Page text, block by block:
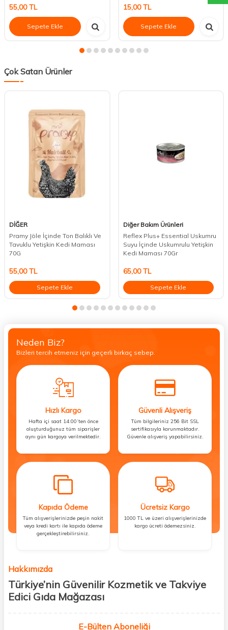
55,00TL
Sepete Ekle
15,00TL
Sepete Ekle
Çok Satan Ürünler
DİĞER
Pramy Jöle İçinde Ton Balıklı Ve
Tavuklu Yetişkin Kedi Maması
70G
55,00TL
Sepete Ekle
Diğer Bakım Ürünleri
Reflex Plus+ Essential Uskumru
Suyu İçinde Uskumrulu Yetişkin
Kedi Maması 70Gr
65,00TL
Sepete Ekle
Neden Biz?
Bizleri tercih etmeniz için geçerli birkaç sebep.
Hızlı Kargo
Hafta içi saat 14:00’ten önce
oluşturduğunuz tüm siparişler
aynı gün kargoya verilmektedir.
Güvenli Alışveriş
Tüm bilgileriniz 256 Bit SSL
sertifikasıyla korunmaktadır.
Güvenle alışveriş yapabilirsiniz.
Kapıda Ödeme
Tüm alışverişlerinizde peşin nakit
veya kredi kartı ile kapıda ödeme
gerçekleştirebilirsiniz.
Ücretsiz Kargo
1000 TL ve üzeri alışverişlerinizde
kargo ücreti ödemezsiniz.
Hakkımızda
Türkiye’nin Güvenilir Kozmetik ve Takviye
Edici Gıda Mağazası
kişisel bakım hem de takviye edici gıda ürünlerini sizlerle
E-Bülten Aboneliği